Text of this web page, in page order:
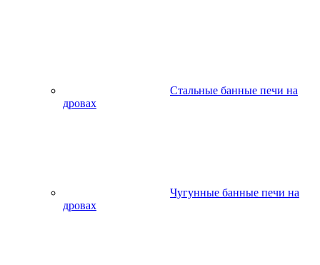
Стальные банные печи на
дровах
Чугунные банные печи на
дровах